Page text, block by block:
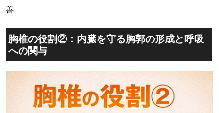
善
胸椎の役割②：内臓を守る胸郭の形成と呼吸
への関与